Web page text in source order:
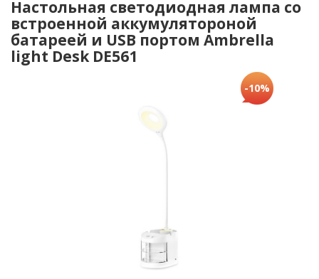
Настольная светодиодная лампа со
встроенной аккумулятороной
батареей и USB портом Ambrella
light Desk DE561
-10%